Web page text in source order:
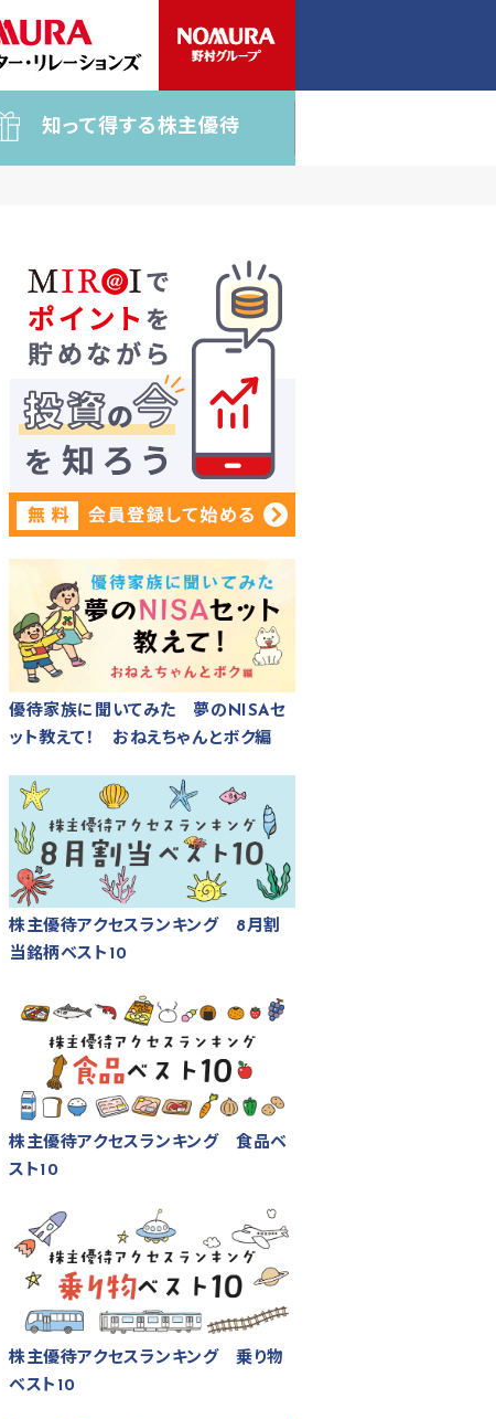
知って得する株主優待
優待家族に聞いてみた 夢のNISAセ
ット教えて！ おねえちゃんとボク編
株主優待アクセスランキング 8月割
当銘柄ベスト10
株主優待アクセスランキング 食品ベ
スト10
株主優待アクセスランキング 乗り物
ベスト10